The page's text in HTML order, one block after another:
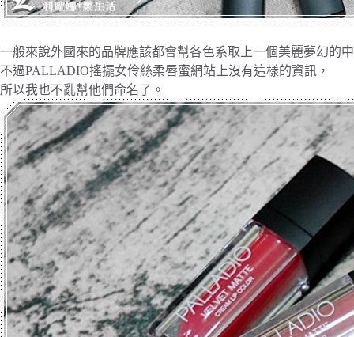
一般來說外國來的品牌應該都會幫各色系取上一個美麗夢幻的
不過PALLADIO搖擺女伶絲柔唇蜜網站上沒有這樣的資訊，
所以我也不亂幫他們命名了。